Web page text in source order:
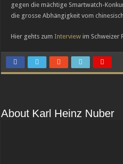
gegen die mächtige Smartwatch-
die grosse Abhängigkeit vom
Hier gehts zumInterviewim Schweizer
About Karl Heinz Nuber